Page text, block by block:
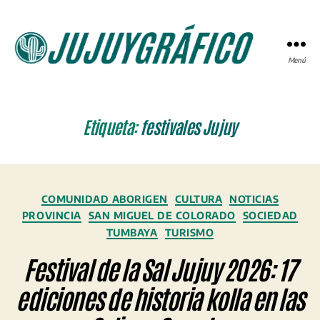
Menú
Etiqueta: festivales Jujuy
Categorías
COMUNIDAD ABORIGEN CULTURA
NOTICIAS
PROVINCIA
SAN MIGUEL DE COLORADO
SOCIEDAD
TUMBAYA
TURISMO
Festival de la Sal Jujuy 2026: 17
ediciones de historia kolla en las